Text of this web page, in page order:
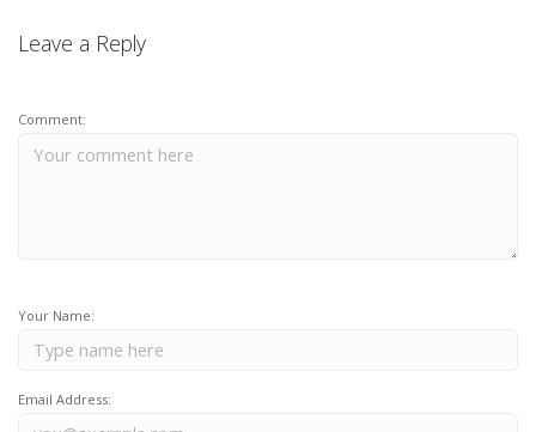
Leave a Reply
Comment:
Your Name:
Email Address: